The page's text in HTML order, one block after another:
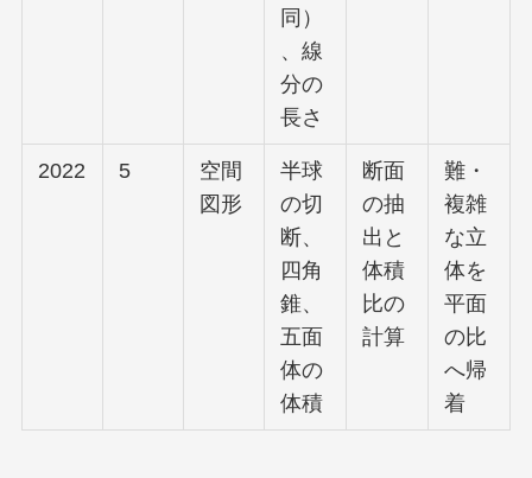
同）
、線
分の
長さ
2022 5
空間
図形
半球
の切
断、
四角
錐、
五面
体の
体積
断面
の抽
出と
体積
比の
計算
難・
複雑
な立
体を
平面
の比
へ帰
着